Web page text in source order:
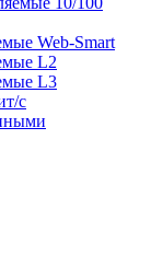
Web-Smart
L2
L3
с